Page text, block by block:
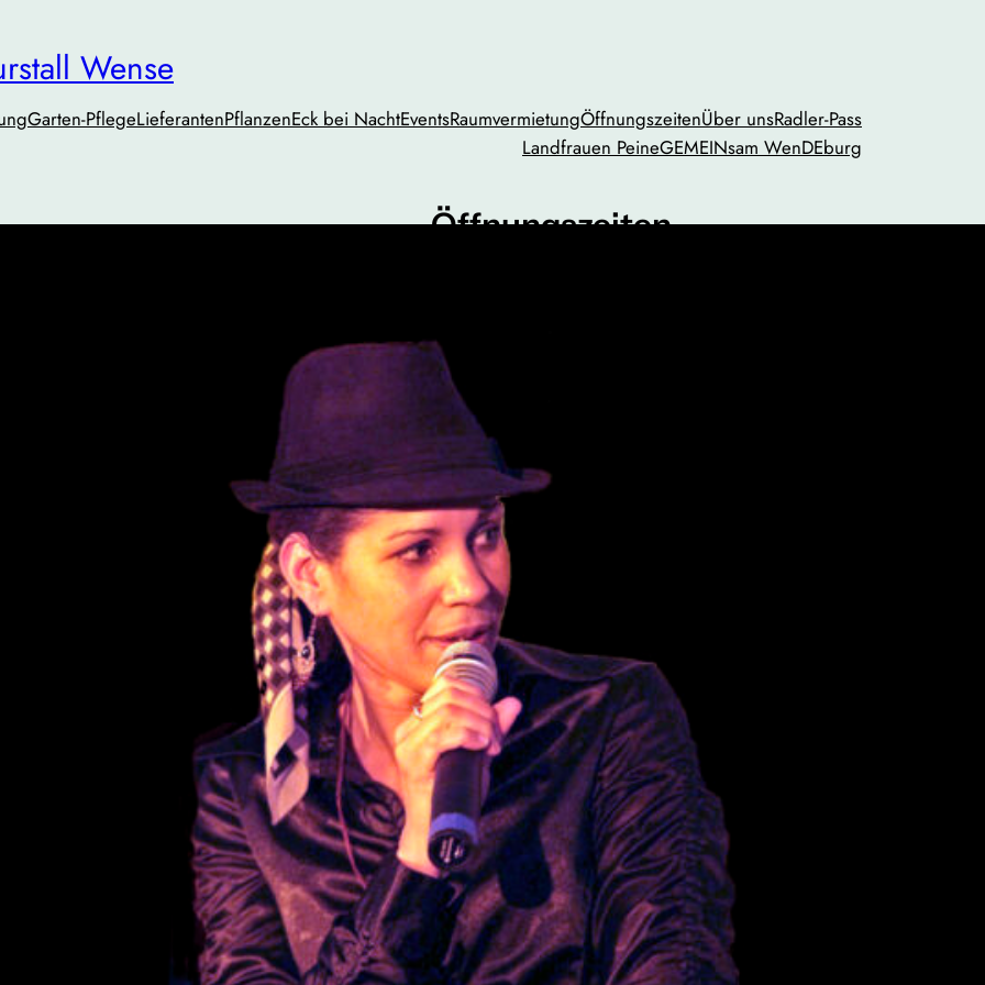
Wense
Garten-PflegeLieferantenPflanzenEck bei NachtEventsRaumvermietungÖffnungszeitenÜber unsRadler-Pass
Landfrauen PeineGEMEINsam WenDEburg
Öffnungszeiten
Sa.
Oder nach Vereinbarung
Tel.:0179 / 599 64 25
Sperrung K69
Wegen des Neubaus unserer Ersebrücke ist die
Wenser Allee (K69) als Zufahrt von der B214 nach
Wense voll gesperrt. (Umleitungskarte in voller Größe
hier)